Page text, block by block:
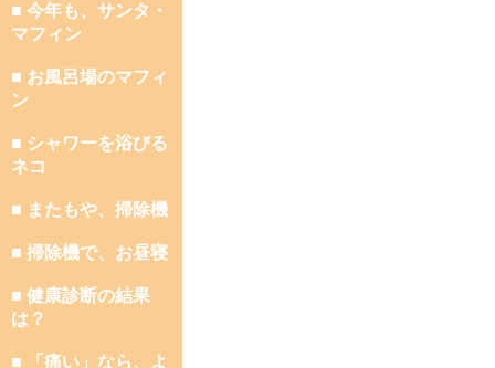
■ 今年も、サンタ・
マフィン
■ お風呂場のマフィ
ン
■ シャワーを浴びる
ネコ
■ またもや、掃除機
■ 掃除機で、お昼寝
■ 健康診断の結果
は？
■ 「痛い」なら、よ